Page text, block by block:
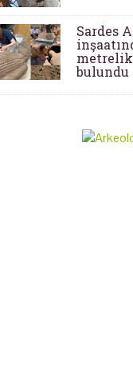
Sardes
bulundu